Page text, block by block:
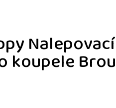
koupele